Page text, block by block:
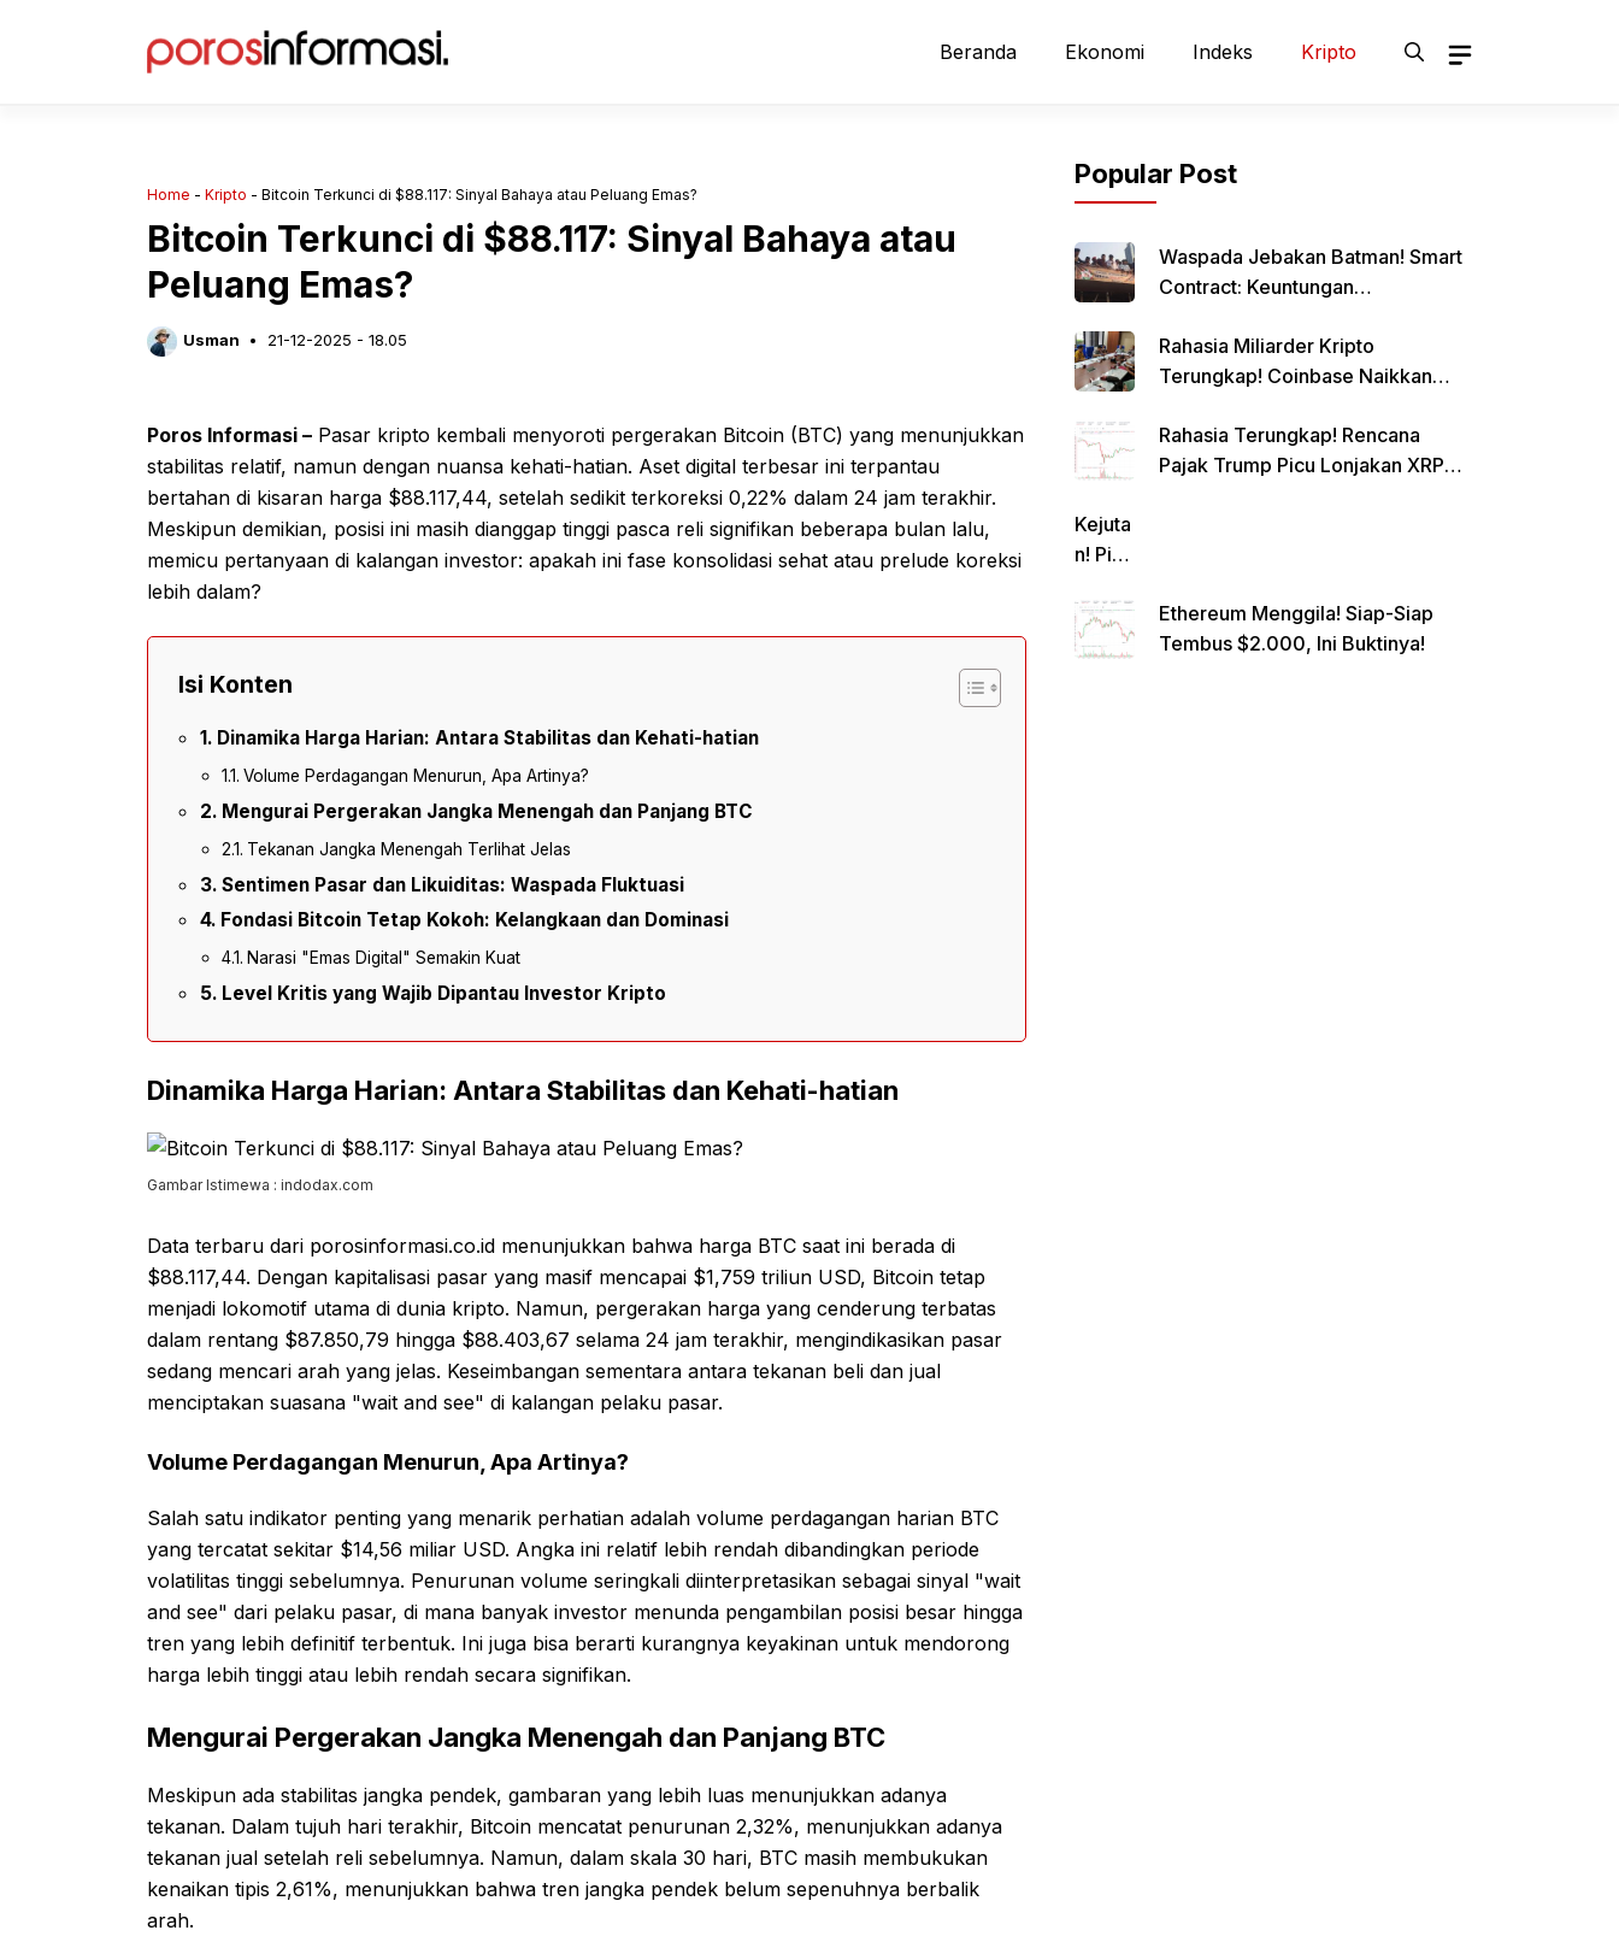
Beranda Ekonomi Indeks Kripto
Home - Kripto - Bitcoin Terkunci di $88.117: Sinyal Bahaya atau Peluang Emas?
Bitcoin Terkunci di $88.117: Sinyal Bahaya atau
Peluang Emas?
Usman 21-12-2025 - 18.05
Poros Informasi – Pasar kripto kembali menyoroti pergerakan Bitcoin (BTC) yang menunjukkan
stabilitas relatif, namun dengan nuansa kehati-hatian. Aset digital terbesar ini terpantau
bertahan di kisaran harga $88.117,44, setelah sedikit terkoreksi 0,22% dalam 24 jam terakhir.
Meskipun demikian, posisi ini masih dianggap tinggi pasca reli signifikan beberapa bulan lalu,
memicu pertanyaan di kalangan investor: apakah ini fase konsolidasi sehat atau prelude koreksi
lebih dalam?
Isi Konten
Dinamika Harga Harian: Antara Stabilitas dan Kehati-hatian
Volume Perdagangan Menurun, Apa Artinya?
Mengurai Pergerakan Jangka Menengah dan Panjang BTC
Tekanan Jangka Menengah Terlihat Jelas
Sentimen Pasar dan Likuiditas: Waspada Fluktuasi
Fondasi Bitcoin Tetap Kokoh: Kelangkaan dan Dominasi
Narasi "Emas Digital" Semakin Kuat
Level Kritis yang Wajib Dipantau Investor Kripto
Dinamika Harga Harian: Antara Stabilitas dan Kehati-hatian
Gambar Istimewa : indodax.com
Data terbaru dari porosinformasi.co.id menunjukkan bahwa harga BTC saat ini berada di
$88.117,44. Dengan kapitalisasi pasar yang masif mencapai $1,759 triliun USD, Bitcoin tetap
menjadi lokomotif utama di dunia kripto. Namun, pergerakan harga yang cenderung terbatas
dalam rentang $87.850,79 hingga $88.403,67 selama 24 jam terakhir, mengindikasikan pasar
sedang mencari arah yang jelas. Keseimbangan sementara antara tekanan beli dan jual
menciptakan suasana "wait and see" di kalangan pelaku pasar.
Volume Perdagangan Menurun, Apa Artinya?
Salah satu indikator penting yang menarik perhatian adalah volume perdagangan harian BTC
yang tercatat sekitar $14,56 miliar USD. Angka ini relatif lebih rendah dibandingkan periode
volatilitas tinggi sebelumnya. Penurunan volume seringkali diinterpretasikan sebagai sinyal "wait
and see" dari pelaku pasar, di mana banyak investor menunda pengambilan posisi besar hingga
tren yang lebih definitif terbentuk. Ini juga bisa berarti kurangnya keyakinan untuk mendorong
harga lebih tinggi atau lebih rendah secara signifikan.
Mengurai Pergerakan Jangka Menengah dan Panjang BTC
Meskipun ada stabilitas jangka pendek, gambaran yang lebih luas menunjukkan adanya
tekanan. Dalam tujuh hari terakhir, Bitcoin mencatat penurunan 2,32%, menunjukkan adanya
tekanan jual setelah reli sebelumnya. Namun, dalam skala 30 hari, BTC masih membukukan
kenaikan tipis 2,61%, menunjukkan bahwa tren jangka pendek belum sepenuhnya berbalik
arah.
Popular Post
Waspada Jebakan Batman! Smart
Contract: Keuntungan
Rahasia Miliarder Kripto
Terungkap! Coinbase Naikkan
Juta!
Rahasia Terungkap! Rencana
Pajak Trump Picu Lonjakan XRP
Kejuta
n! Pi
rk
Gande
Ethereum Menggila! Siap-Siap
Tembus $2.000, Ini Buktinya!